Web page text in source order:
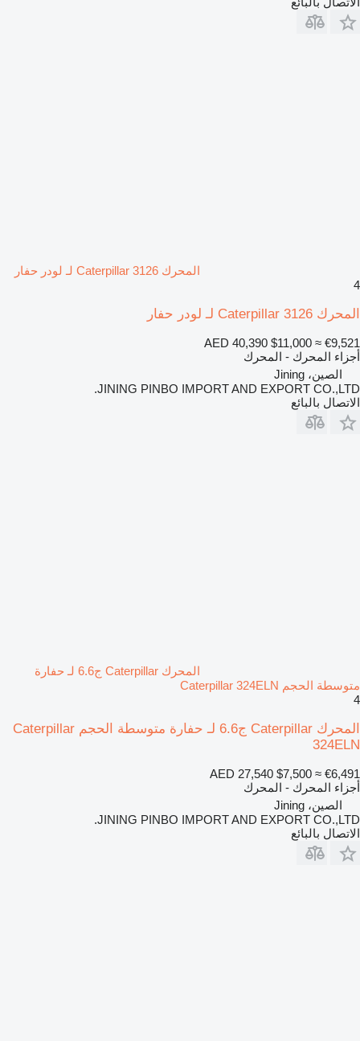
المحرك Caterpillar 3126 لـ لودر حفار
4
المحرك Caterpillar 3126 لـ لودر حفار
AED 40,390 $11,000 ≈ €9,521
أجزاء المحرك - المحرك
الصين، Jining
JINING PINBO IMPORT AND EXPORT CO.,LTD.
الاتصال بالبائع
المحرك Caterpillar ج6.6 لـ حفارة
متوسطة الحجم Caterpillar 324ELN
4
المحرك Caterpillar ج6.6 لـ حفارة متوسطة الحجم Caterpillar
324ELN
AED 27,540 $7,500 ≈ €6,491
أجزاء المحرك - المحرك
الصين، Jining
JINING PINBO IMPORT AND EXPORT CO.,LTD.
الاتصال بالبائع